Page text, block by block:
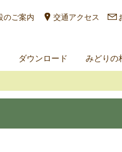
のご案内 交通アクセス
ダウンロード みどりの